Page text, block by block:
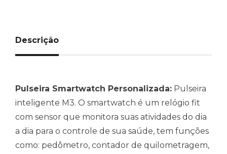
Descrição
Pulseira Smartwatch Personalizada: Pulseira
inteligente M3. O smartwatch é um relógio fit
com sensor que monitora suas atividades do dia
a dia para o controle de sua saúde, tem funções
como: pedômetro, contador de quilometragem,